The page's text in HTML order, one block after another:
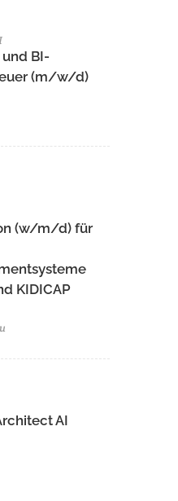
und BI-
(m/w/d)
(w/m/d) für
KIDICAP
AI